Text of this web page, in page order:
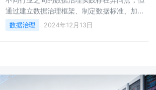
通过建立数据治理框架、制定数据标准、加强
数据质量管理、确保数据安全性、促进数据共
享和协作以及持续改进和优化等通用型最佳实
数据治理 2024年12月13日